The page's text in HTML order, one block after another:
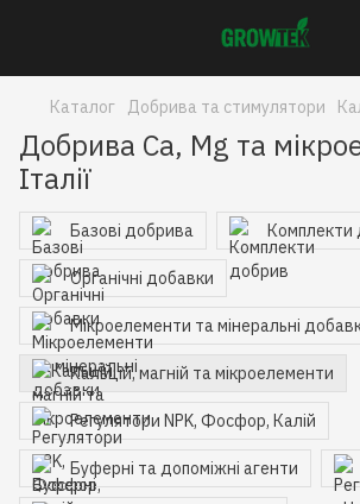
Каталог Добрива та стимулятори
Добрива Ca, Mg та
Італії
Базові добрива Комплекти
Органічні добавки
Мікроелементи та мінеральні
Кальцій, магній та мікроелементи
Регулятори NPK, Фосфор, Калій
Буферні та допоміжні агенти